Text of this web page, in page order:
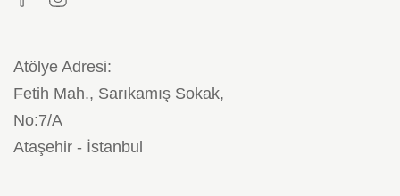
Atölye Adresi:
Fetih Mah., Sarıkamış Sokak,
No:7/A
Ataşehir - İstanbul